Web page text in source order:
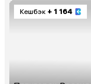
Кешбэк + 1 164